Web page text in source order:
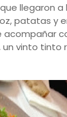
llegaron a
patatas y
acompañar
un vinto tinto